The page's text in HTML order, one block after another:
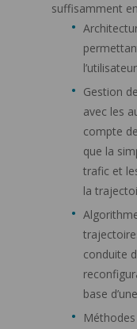
suffisamment
Gestion
avec les
compte
que la
trafic et
la
conduite
base